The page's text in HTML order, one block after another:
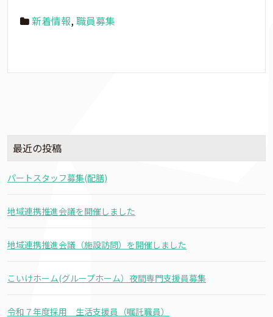
新着情報,職員募集
最近の投稿
パートスタッフ募集(配膳)
地域連携推進会議を開催しました
地域連携推進会議（施設訪問）を開催しました
こいけホーム(グループホーム）夜間専門支援員募集
令和７年度採用 生活支援員（嘱託職員）